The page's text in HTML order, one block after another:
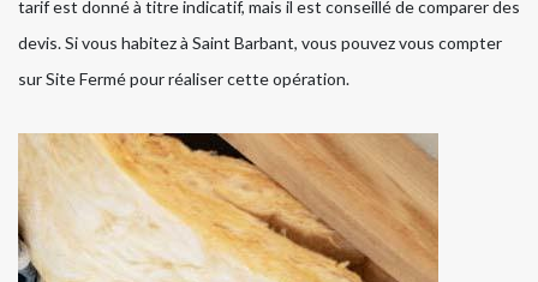
tarif est donné à titre indicatif, mais il est conseillé de comparer des
devis. Si vous habitez à Saint Barbant, vous pouvez vous compter
sur Site Fermé pour réaliser cette opération.